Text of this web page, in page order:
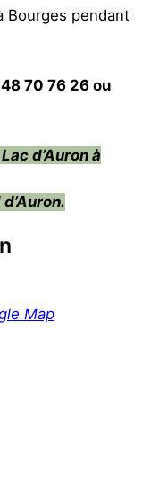
Bourges pendant
70 76 26 ou
d’Auron à
Map